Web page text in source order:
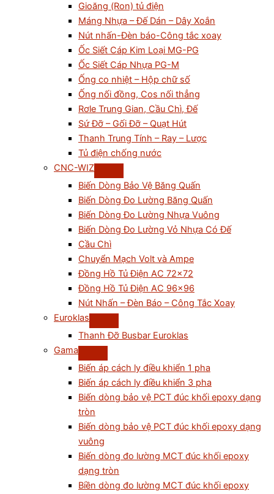
Gioăng (Ron) tủ điện
Máng Nhựa – Đế Dán – Dây Xoắn
Nút nhấn-Đèn báo-Công tắc xoay
Ốc Siết Cáp Kim Loại MG-PG
Ốc Siết Cáp Nhựa PG-M
Ống co nhiệt – Hộp chữ số
Ống nối đồng, Cos nối thẳng
Rơle Trung Gian, Cầu Chì, Đế
Sứ Đỡ – Gối Đỡ – Quạt Hút
Thanh Trung Tính – Ray – Lược
Tủ điện chống nước
CNC-WIZ
Biến Dòng Bảo Vệ Băng Quấn
Biến Dòng Đo Lường Băng Quấn
Biến Dòng Đo Lường Nhựa Vuông
Biến Dòng Đo Lường Vỏ Nhựa Có Đế
Cầu Chì
Chuyển Mạch Volt và Ampe
Đồng Hồ Tủ Điện AC 72×72
Đồng Hồ Tủ Điện AC 96×96
Nút Nhấn – Đèn Báo – Công Tắc Xoay
Euroklas
Thanh Đỡ Busbar Euroklas
Gama
Biến áp cách ly điều khiển 1 pha
Biến áp cách ly điều khiển 3 pha
Biến dòng bảo vệ PCT đúc khối epoxy dạng
tròn
Biến dòng bảo vệ PCT đúc khối epoxy dạng
vuông
Biến dòng đo lường MCT đúc khối epoxy
dạng tròn
Biền dòng đo lường MCT đúc khối epoxy